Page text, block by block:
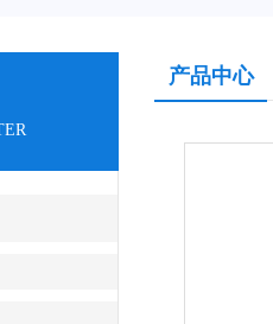
产品中心